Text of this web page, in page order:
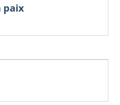
paix